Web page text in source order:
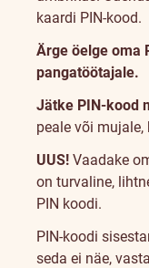
kaardi PIN-kood.
Ärge öelge oma
pangatöötajale.
Jätke PIN-kood
peale või
UUS! Vaadake
on turvaline,
PIN koodi.
PIN-koodi
seda ei näe,